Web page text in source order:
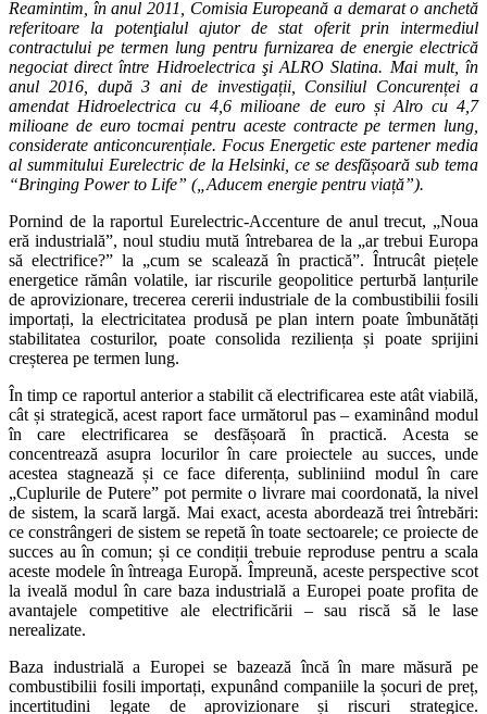
Reamintim, în anul 2011, Comisia Europeană a demarat o anchetă
referitoare la potenţialul ajutor de stat oferit prin intermediul
contractului pe termen lung pentru furnizarea de energie electrică
negociat direct între Hidroelectrica şi ALRO Slatina. Mai mult, în
anul 2016, după 3 ani de investigații, Consiliul Concurenței a
amendat Hidroelectrica cu 4,6 milioane de euro și Alro cu 4,7
milioane de euro tocmai pentru aceste contracte pe termen lung,
considerate anticoncurențiale. Focus Energetic este partener media
al summitului Eurelectric de la Helsinki, ce se desfășoară sub tema
“Bringing Power to Life” („Aducem energie pentru viață”).
Pornind de la raportul Eurelectric-Accenture de anul trecut, „Noua
eră industrială”, noul studiu mută întrebarea de la „ar trebui Europa
să electrifice?” la „cum se scalează în practică”. Întrucât piețele
energetice rămân volatile, iar riscurile geopolitice perturbă lanțurile
de aprovizionare, trecerea cererii industriale de la combustibilii fosili
importați, la electricitatea produsă pe plan intern poate îmbunătăți
stabilitatea costurilor, poate consolida reziliența și poate sprijini
creșterea pe termen lung.
În timp ce raportul anterior a stabilit că electrificarea este atât viabilă,
cât și strategică, acest raport face următorul pas – examinând modul
în care electrificarea se desfășoară în practică. Acesta se
concentrează asupra locurilor în care proiectele au succes, unde
acestea stagnează și ce face diferența, subliniind modul în care
„Cuplurile de Putere” pot permite o livrare mai coordonată, la nivel
de sistem, la scară largă. Mai exact, acesta abordează trei întrebări:
ce constrângeri de sistem se repetă în toate sectoarele; ce proiecte de
succes au în comun; și ce condiții trebuie reproduse pentru a scala
aceste modele în întreaga Europă. Împreună, aceste perspective scot
la iveală modul în care baza industrială a Europei poate profita de
avantajele competitive ale electrificării – sau riscă să le lase
nerealizate.
Baza industrială a Europei se bazează încă în mare măsură pe
combustibilii fosili importați, expunând companiile la șocuri de preț,
incertitudini legate de aprovizionare și riscuri strategice.